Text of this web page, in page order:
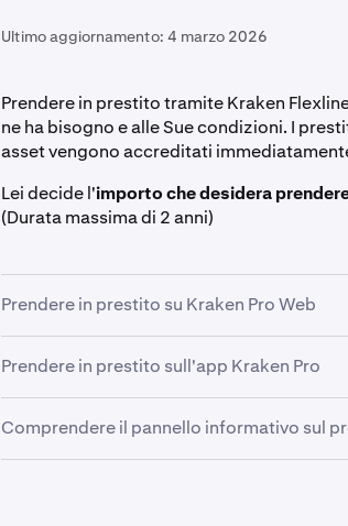
Ultimo aggiornamento: 4 marzo 2026
Prendere in prestito tramite Kraken
ne ha bisogno e alle Sue condizioni. I
asset vengono accreditati
Lei decide l'importo che desidera
(Durata massima di 2 anni)
Prendere in prestito su Kraken Pro Web
1 Nel pannello di navigazione a sinistra
Prendere in prestito sull'app Kraken Pro
1 Tocchi il pulsanteAltronell'angolo in
tocchiPrestitinella sezione Strumenti
Comprendere il pannello informativo sul